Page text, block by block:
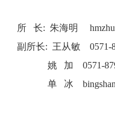
所 长: 朱海明
副所长: 王从敏 0571-
姚 加 0571-
单 冰